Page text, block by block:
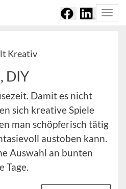
Kreativ
DIY
Damit es nicht
sich kreative Spiele
man schöpferisch tätig
austoben kann.
Auswahl an bunten
Tage.